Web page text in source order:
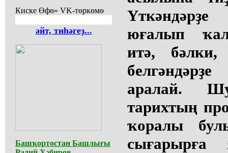
Киске Өфө» VK-төркөмө
әйт, тиһәгеҙ...
Башҡортостан Башлығы
юғалып
итә,
аралай.
тарихтың
ҡоралы